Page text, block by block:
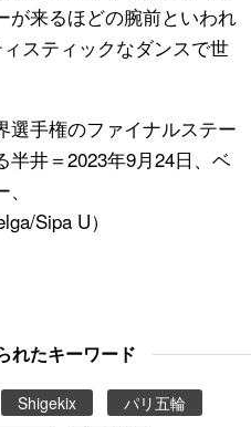
が来るほどの腕前といわれ
スティックなダンスで世
選手権のファイナルステー
半井＝2023年9月24日、ベ
Sipa U）
れたキーワード
Shigekix
パリ五輪